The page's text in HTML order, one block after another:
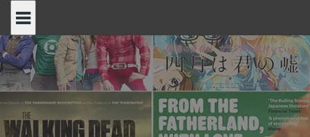
content